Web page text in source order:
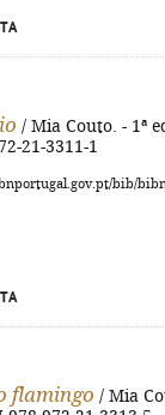
/ Mia Couto. - 1ª
21-3311-1
bib/
flamingo / Mia